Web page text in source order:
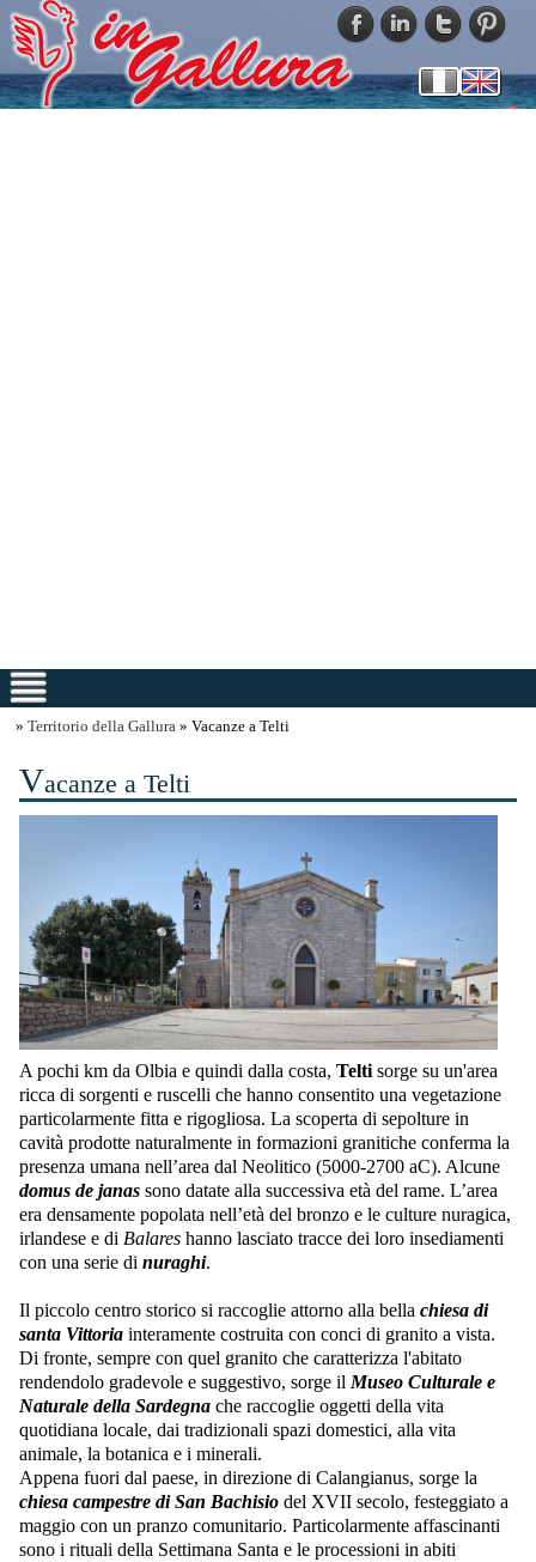
» Territorio della Gallura » Vacanze a Telti
Vacanze a Telti
A pochi km da Olbia e quindi dalla costa, Teltisorge su un'area
ricca di sorgenti e ruscelli che hanno consentito una vegetazione
particolarmente fitta e rigogliosa. La scoperta di sepolture in
cavità prodotte naturalmente in formazioni granitiche conferma la
presenza umana nell’area dal Neolitico (5000-2700 aC). Alcune
domus de janas sono datate alla successiva età del rame. L’area
era densamente popolata nell’età del bronzo e le culture nuragica,
irlandese e di Balares hanno lasciato tracce dei loro insediamenti
con una serie di nuraghi.
Il piccolo centro storico si raccoglie attorno alla bella chiesa di
santa Vittoria interamente costruita con conci di granito a vista.
Di fronte, sempre con quel granito che caratterizza l'abitato
rendendolo gradevole e suggestivo, sorge ilMuseo Culturale e
Naturale della Sardegna che raccoglie oggetti della vita
quotidiana locale, dai tradizionali spazi domestici, alla vita
animale, la botanica e i minerali.
Appena fuori dal paese, in direzione di Calangianus, sorge la
chiesa campestre di San Bachisio del XVII secolo, festeggiato a
maggio con un pranzo comunitario. Particolarmente affascinanti
sono i rituali della Settimana Santa e le processioni in abiti